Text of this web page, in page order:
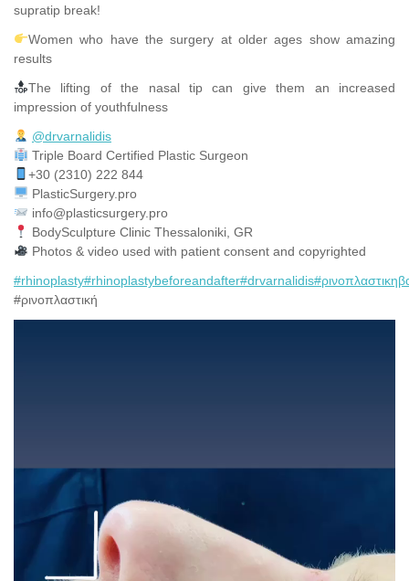
supratip break!
Women who have the surgery at older ages show amazing
results
The lifting of the nasal tip can give them an increased
impression of youthfulness
@drvarnalidis⠀⠀⠀⠀⠀
Triple Board Certified Plastic Surgeon⠀
+30 (2310) 222 844
PlasticSurgery.pro⠀
info@plasticsurgery.pro
BodySculpture Clinic Thessaloniki, GR
Photos & video used with patient consent and copyrighted
#rhinoplasty#rhinoplastybeforeandafter#drvarnalidis
#ρινοπλαστική